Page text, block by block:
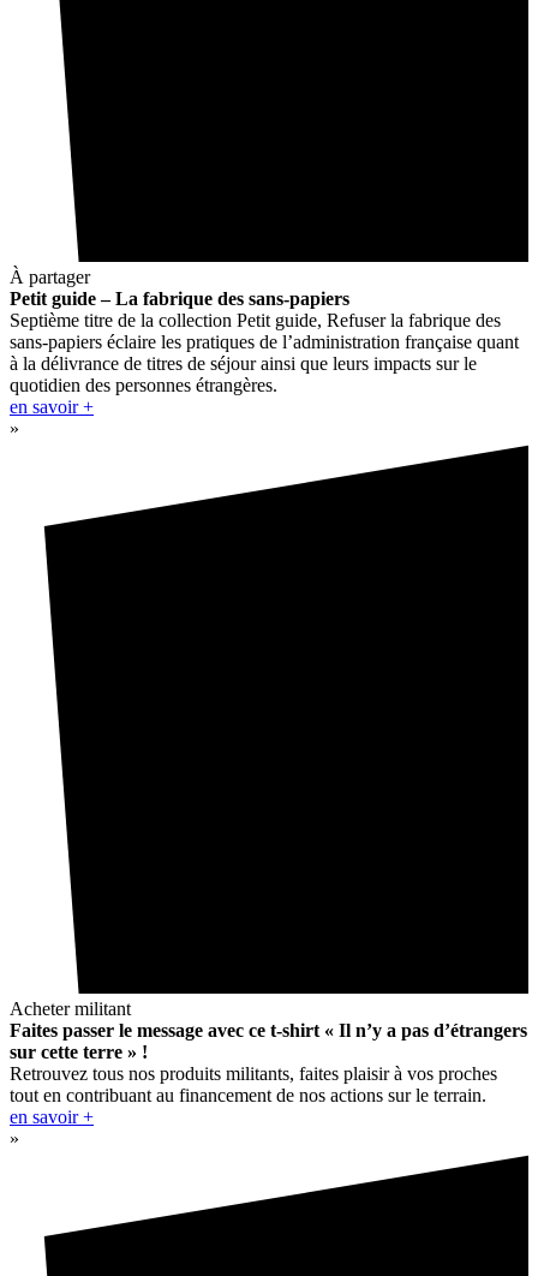
À partager
Petit guide – La fabrique des sans-papiers
Septième titre de la collection Petit guide, Refuser la fabrique des
sans-papiers éclaire les pratiques de l’administration française quant
à la délivrance de titres de séjour ainsi que leurs impacts sur le
quotidien des personnes étrangères.
en savoir +
»
Acheter militant
Faites passer le message avec ce t-shirt « Il n’y a pas d’étrangers
sur cette terre » !
Retrouvez tous nos produits militants, faites plaisir à vos proches
tout en contribuant au financement de nos actions sur le terrain.
en savoir +
»